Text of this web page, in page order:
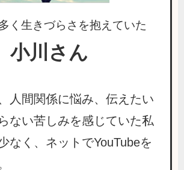
く生きづらさを抱えていた
小川さん
人間関係に悩み、伝えたい
ない苦しみを感じていた私
なく、ネットでYouTubeを